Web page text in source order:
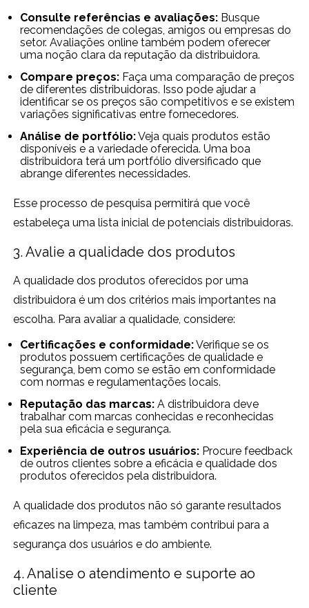
Consulte referências e avaliações: Busque
recomendações de colegas, amigos ou empresas do
setor. Avaliações online também podem oferecer
uma noção clara da reputação da distribuidora.
Compare preços: Faça uma comparação de preços
de diferentes distribuidoras. Isso pode ajudar a
identificar se os preços são competitivos e se existem
variações significativas entre fornecedores.
Análise de portfólio:Veja quais produtos estão
disponíveis e a variedade oferecida. Uma boa
distribuidora terá um portfólio diversificado que
abrange diferentes necessidades.
Esse processo de pesquisa permitirá que você
estabeleça uma lista inicial de potenciais distribuidoras.
3. Avalie a qualidade dos produtos
A qualidade dos produtos oferecidos por uma
distribuidora é um dos critérios mais importantes na
escolha. Para avaliar a qualidade, considere:
Certificações e conformidade:Verifique se os
produtos possuem certificações de qualidade e
segurança, bem como se estão em conformidade
com normas e regulamentações locais.
Reputação das marcas: A distribuidora deve
trabalhar com marcas conhecidas e reconhecidas
pela sua eficácia e segurança.
Experiência de outros usuários: Procure feedback
de outros clientes sobre a eficácia e qualidade dos
produtos oferecidos pela distribuidora.
A qualidade dos produtos não só garante resultados
eficazes na limpeza, mas também contribui para a
segurança dos usuários e do ambiente.
4. Analise o atendimento e suporte ao
cliente